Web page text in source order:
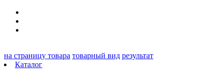
на страницу товара товарный вид результат
Каталог